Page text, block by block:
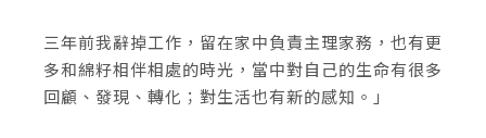
三年前我辭掉工作，留在家中負責主理家務，也有更
多和綿籽相伴相處的時光，當中對自己的生命有很多
回顧、發現、轉化；對生活也有新的感知。」